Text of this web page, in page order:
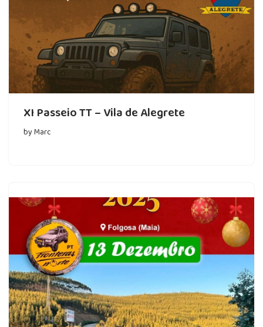
XI Passeio TT – Vila de Alegrete
byMarc